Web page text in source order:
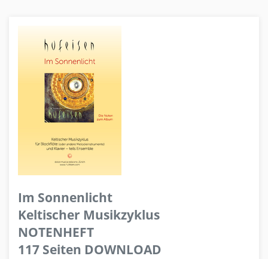
Im Sonnenlicht
Keltischer Musikzyklus
NOTENHEFT
117 Seiten DOWNLOAD